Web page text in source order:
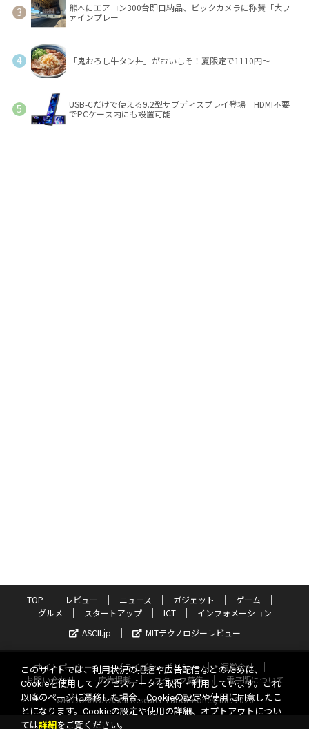
熊本にエアコン300台即日納品、ビックカメラに称賛「大フ
ァインプレー」
「鬼おろし牛タン丼」がおいしそ！夏限定で1110円～
USB-Cだけで使える9.2型サブディスプレイ登場 HDMI不要
でPCケース内にも設置可能
TOP レビュー ニュース ガジェット
ゲーム
グルメ
スタートアップ ICT
インフォメーション
ASCII.jp
MITテクノロジーレビュー
サイトポリシー プライバシーポリシー
運営会社
お問い合わせ
広告掲載 スタッフ募集
電子版について
©KADOKAWA ASCII Research Laboratories, Inc. 2026
このサイトでは、利用状況の把握や広告配信などのために、
Cookieを使用してアクセスデータを取得・利用しています。これ
以降のページに遷移した場合、Cookieの設定や使用に同意したこ
とになります。Cookieの設定や使用の詳細、オプトアウトについ
ては詳細 をご覧ください。